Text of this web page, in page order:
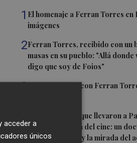
1 El homenaje a Ferran Torres en
imágenes
2Ferran Torres, recibido con un
masas en su pueblo: "Allá
digo que soy de Foios"
3Foios se vuelca con Ferran
Las '200 vidas' que llevaron a
Águilas a la cima del cine: un
recupera la voz y la mirada del
acceder a
únicos